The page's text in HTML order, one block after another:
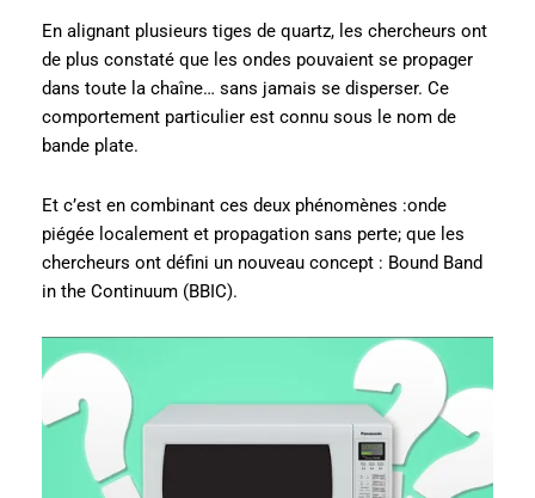
En alignant plusieurs tiges de quartz, les chercheurs ont
de plus constaté que les ondes pouvaient se propager
dans toute la chaîne… sans jamais se disperser. Ce
comportement particulier est connu sous le nom de
bande plate.
Et c’est en combinant ces deux phénomènes :onde
piégée localement et propagation sans perte; que les
chercheurs ont défini un nouveau concept : Bound Band
in the Continuum (BBIC).